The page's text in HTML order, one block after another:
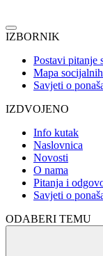
IZBORNIK
Postavi pitanje
Mapa
Savjeti o
IZDVOJENO
Info kutak
Naslovnica
Novosti
O nama
Pitanja i
Savjeti o
ODABERI TEMU